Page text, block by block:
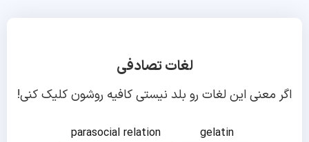
لغات تصادفی
اگر معنی این لغات رو بلد نیستی کافیه روشون کلیک کنی!
parasocial relation
gelatin